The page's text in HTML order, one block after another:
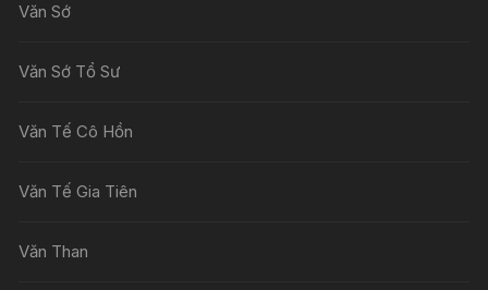
Văn Sớ
Văn Sớ Tổ Sư
Văn Tế Cô Hồn
Văn Tế Gia Tiên
Văn Than